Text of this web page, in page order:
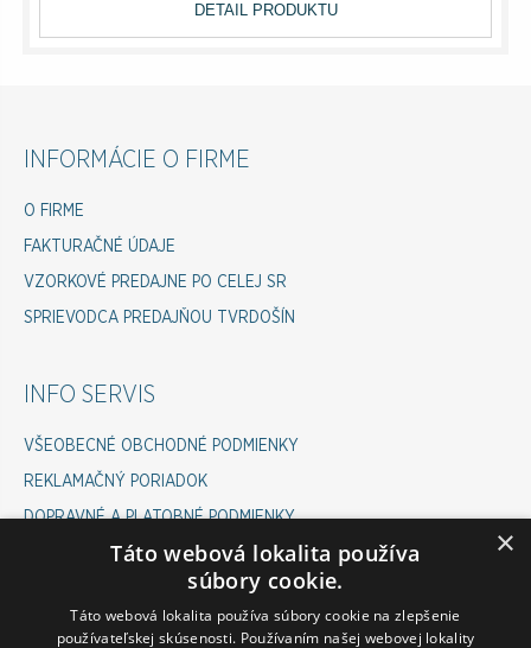
DETAIL PRODUKTU
INFORMÁCIE O FIRME
O FIRME
FAKTURAČNÉ ÚDAJE
VZORKOVÉ PREDAJNE PO CELEJ SR
SPRIEVODCA PREDAJŇOU TVRDOŠÍN
INFO SERVIS
VŠEOBECNÉ OBCHODNÉ PODMIENKY
REKLAMAČNÝ PORIADOK
DOPRAVNÉ A PLATOBNÉ PODMIENKY
COOKIES POLICY
ODSTÚPENIE OD ZMLUVY
×
Táto webová lokalita používa
súbory cookie.
Táto webová lokalita používa súbory cookie na zlepšenie
používateľskej skúsenosti. Používaním našej webovej lokality